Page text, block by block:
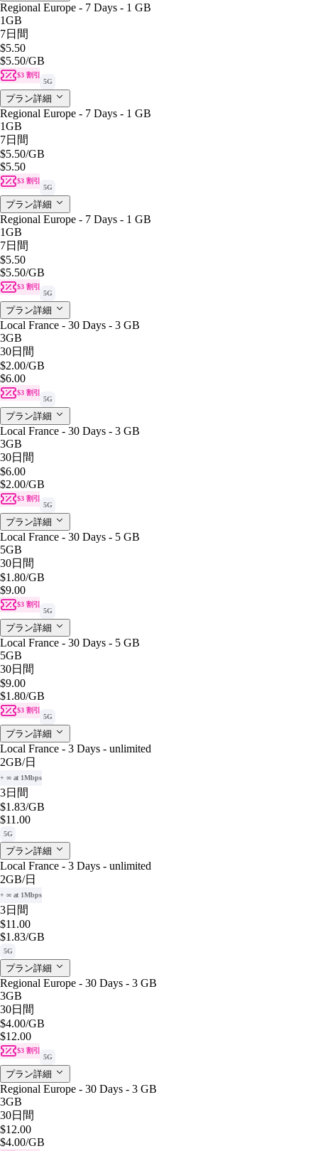
Regional Europe - 7 Days - 1 GB
1GB
7日間
$5.50
$5.50/GB
$3 割引
5G
プラン詳細
Regional Europe - 7 Days - 1 GB
1GB
7日間
$5.50/GB
$5.50
$3 割引
5G
プラン詳細
Regional Europe - 7 Days - 1 GB
1GB
7日間
$5.50
$5.50/GB
$3 割引
5G
プラン詳細
Local France - 30 Days - 3 GB
3GB
30日間
$2.00/GB
$6.00
$3 割引
5G
プラン詳細
Local France - 30 Days - 3 GB
3GB
30日間
$6.00
$2.00/GB
$3 割引
5G
プラン詳細
Local France - 30 Days - 5 GB
5GB
30日間
$1.80/GB
$9.00
$3 割引
5G
プラン詳細
Local France - 30 Days - 5 GB
5GB
30日間
$9.00
$1.80/GB
$3 割引
5G
プラン詳細
Local France - 3 Days - unlimited
2GB/日
+ ∞ at 1Mbps
3日間
$1.83/GB
$11.00
5G
プラン詳細
Local France - 3 Days - unlimited
2GB/日
+ ∞ at 1Mbps
3日間
$11.00
$1.83/GB
5G
プラン詳細
Regional Europe - 30 Days - 3 GB
3GB
30日間
$4.00/GB
$12.00
$3 割引
5G
プラン詳細
Regional Europe - 30 Days - 3 GB
3GB
30日間
$12.00
$4.00/GB